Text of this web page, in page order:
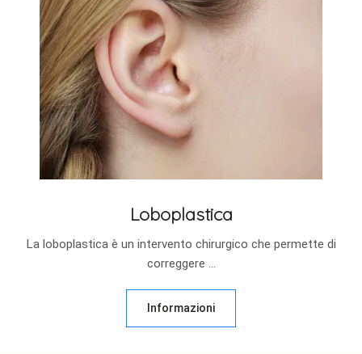
Loboplastica
La loboplastica è un intervento chirurgico che permette di
correggere ...
Informazioni